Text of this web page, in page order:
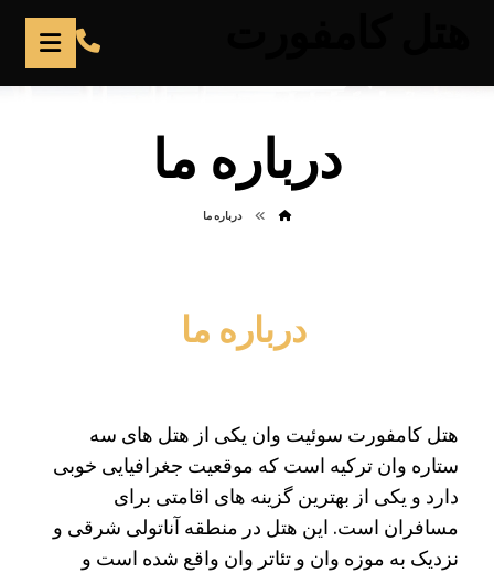
درباره ما
درباره ما
درباره ما
هتل کامفورت سوئیت وان یکی از هتل های سه
ستاره وان ترکیه است که موقعیت جغرافیایی خوبی
دارد و یکی از بهترین گزینه های اقامتی برای
مسافران است. این هتل در منطقه آناتولی شرقی و
نزدیک به موزه وان و تئاتر وان واقع شده است و